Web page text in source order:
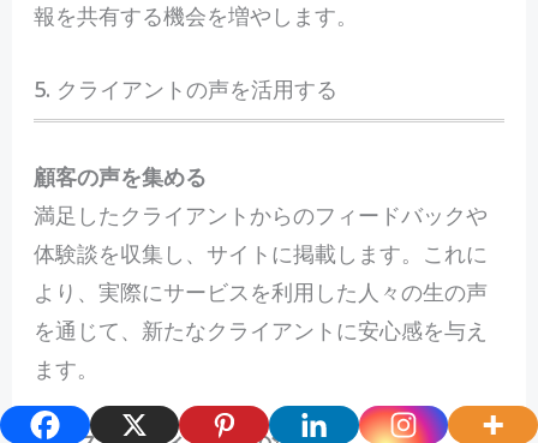
報を共有する機会を増やします。
5. クライアントの声を活用する
顧客の声を集める
満足したクライアントからのフィードバックや
体験談を収集し、サイトに掲載します。これに
より、実際にサービスを利用した人々の生の声
を通じて、新たなクライアントに安心感を与え
ます。